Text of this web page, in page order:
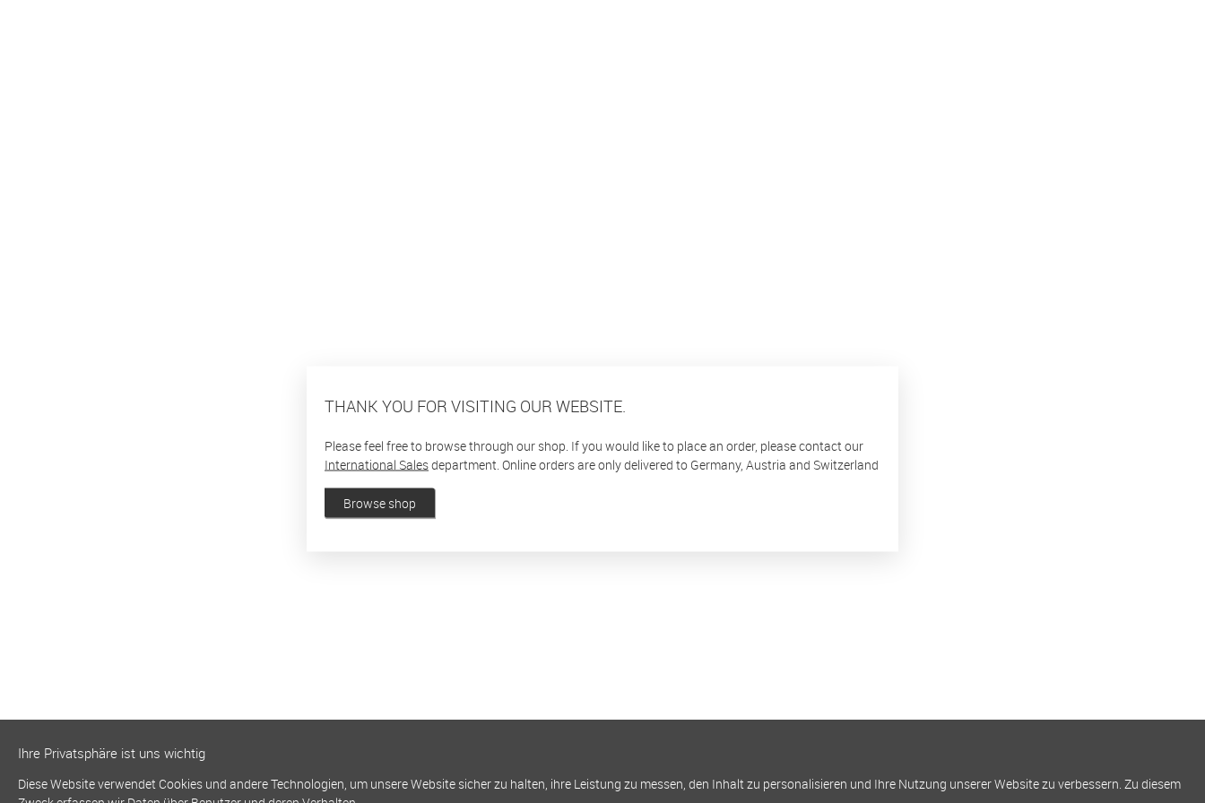
THANK YOU FOR VISITING OUR WEBSITE.
Please feel free to browse through our shop. If you would like to place an order, please contact our
International Salesdepartment. Online orders are only delivered to Germany, Austria and Switzerland
Browse shop
Ihre Privatsphäre ist uns wichtig
Diese Website verwendet Cookies und andere Technologien, um unsere Website sicher zu halten, ihre Leistung zu messen, den Inhalt zu personalisieren und Ihre Nutzung unserer Website zu verbessern. Zu diesem